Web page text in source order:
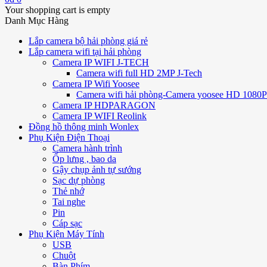
Your shopping cart is empty
Danh Mục Hàng
Lắp camera bộ hải phòng giá rẻ
Lắp camera wifi tại hải phòng
Camera IP WIFI J-TECH
Camera wifi full HD 2MP J-Tech
Camera IP Wifi Yoosee
Camera wifi hải phòng-Camera yoosee HD
Camera IP HDPARAGON
Camera IP WIFI Reolink
Đồng hồ thông minh Wonlex
Phụ Kiện Điện Thoại
Camera hành trình
Ốp lưng , bao da
Gậy chụp ảnh tự sướng
Sạc dự phòng
Thẻ nhớ
Tai nghe
Pin
Cáp sạc
Phụ Kiện Máy Tính
USB
Chuột